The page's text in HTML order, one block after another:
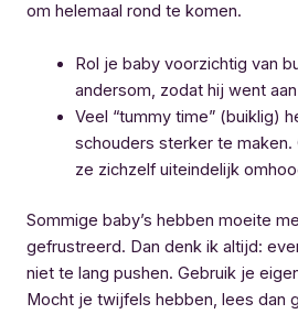
om helemaal rond te komen.
Rol je baby voorzichtig van
andersom, zodat hij went
Veel “tummy time” (buiklig)
schouders sterker te maken.
ze zichzelf uiteindelijk
Sommige baby’s hebben moeite
gefrustreerd. Dan denk ik altijd:
niet te lang pushen. Gebruik je
Mocht je twijfels hebben, lees dan